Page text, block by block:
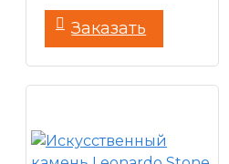
Заказать